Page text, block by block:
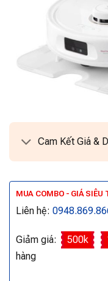
Cam Kết Giá &
MUA COMBO - GIÁ SIÊU
Liên hệ:
Giảm giá: 500k
hàng